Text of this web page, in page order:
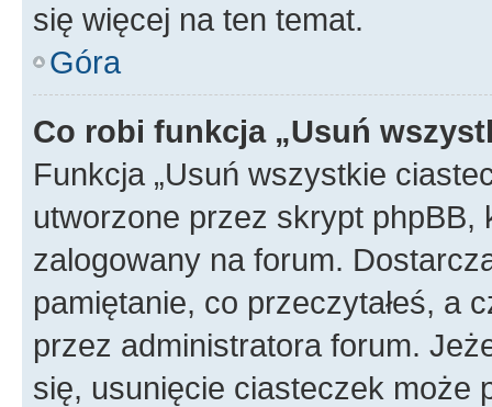
się więcej na ten temat.
Góra
Co robi funkcja „Usuń
Funkcja „Usuń wszystkie
utworzone przez skrypt
zalogowany na forum.
pamiętanie, co przeczytałeś, a
przez administratora forum.
się, usunięcie ciasteczek może